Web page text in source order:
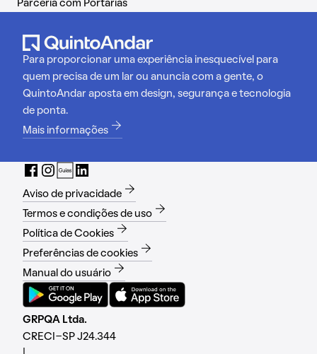
Parceria com Portarias
Para proporcionar uma experiência inesquecível para
quem precisa de um lar ou anuncia com a gente, o
QuintoAndar aposta em design, segurança e tecnologia
de ponta.
Mais informações
Aviso de privacidade
Termos e condições de uso
Política de Cookies
Preferências de cookies
Manual do usuário
GRPQA Ltda.
CRECI-SP J24.344